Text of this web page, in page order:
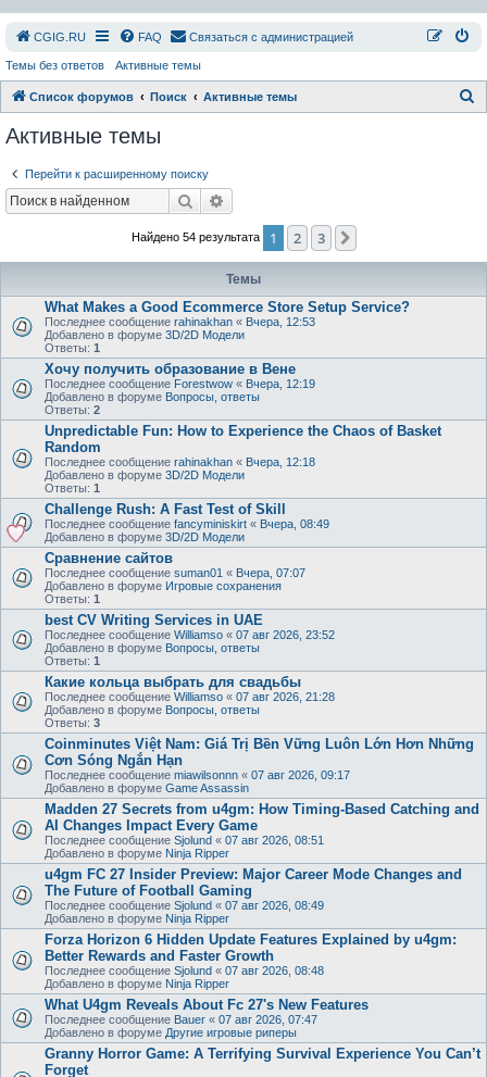
СGIG.RU FAQ Связаться с администрацией
Темы без ответов Активные темы
Список форумов Поиск Активные темы
Активные темы
Перейти к расширенному поиску
Поиск
Найдено 54 результата 1 2 3
Темы
What Makes a Good Ecommerce Store Setup Service?
Последнее сообщение rahinakhan « Вчера, 12:53
Добавлено в форуме 3D/2D Модели
Ответы: 1
Хочу получить образование в Вене
Последнее сообщение Forestwow « Вчера, 12:19
Добавлено в форуме Вопросы, ответы
Ответы: 2
Unpredictable Fun: How to Experience the Chaos of Basket
Random
Последнее сообщение rahinakhan « Вчера, 12:18
Добавлено в форуме 3D/2D Модели
Ответы: 1
Challenge Rush: A Fast Test of Skill
Последнее сообщение fancyminiskirt « Вчера, 08:49
Добавлено в форуме 3D/2D Модели
Сравнение сайтов
Последнее сообщение suman01 « Вчера, 07:07
Добавлено в форуме Игровые сохранения
Ответы: 1
best CV Writing Services in UAE
Последнее сообщение Williamso « 07 авг 2026, 23:52
Добавлено в форуме Вопросы, ответы
Ответы: 1
Какие кольца выбрать для свадьбы
Последнее сообщение Williamso « 07 авг 2026, 21:28
Добавлено в форуме Вопросы, ответы
Ответы: 3
Coinminutes Việt Nam: Giá Trị Bền Vững Luôn Lớn Hơn Những
Cơn Sóng Ngắn Hạn
Последнее сообщение miawilsonnn « 07 авг 2026, 09:17
Добавлено в форуме Game Assassin
Madden 27 Secrets from u4gm: How Timing-Based Catching and
AI Changes Impact Every Game
Последнее сообщение Sjolund « 07 авг 2026, 08:51
Добавлено в форуме Ninja Ripper
u4gm FC 27 Insider Preview: Major Career Mode Changes and
The Future of Football Gaming
Последнее сообщение Sjolund « 07 авг 2026, 08:49
Добавлено в форуме Ninja Ripper
Forza Horizon 6 Hidden Update Features Explained by u4gm:
Better Rewards and Faster Growth
Последнее сообщение Sjolund « 07 авг 2026, 08:48
Добавлено в форуме Ninja Ripper
What U4gm Reveals About Fc 27's New Features
Последнее сообщение Bauer « 07 авг 2026, 07:47
Добавлено в форуме Другие игровые риперы
Granny Horror Game: A Terrifying Survival Experience You Can’t
Forget